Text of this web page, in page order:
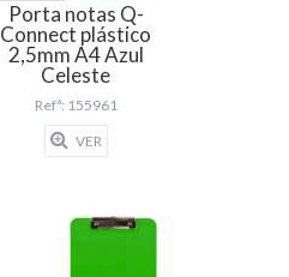
Porta notas Q-
Connect plástico
2,5mm A4 Azul
Celeste
Refª: 155961
VER